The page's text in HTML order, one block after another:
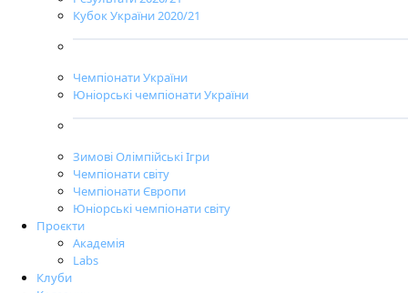
Кубок України 2020/21
Чемпіонати України
Юніорські чемпіонати України
Зимові Олімпійські Ігри
Чемпіонати світу
Чемпіонати Європи
Юніорські чемпіонати світу
Проєкти
Академія
Labs
Клуби